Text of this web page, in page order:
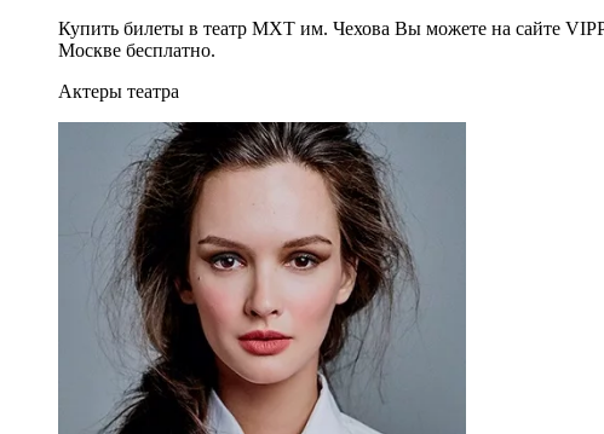
Купить билеты в театр МХТ им. Чехова Вы можете на сайте
Москве бесплатно.
Актеры театра